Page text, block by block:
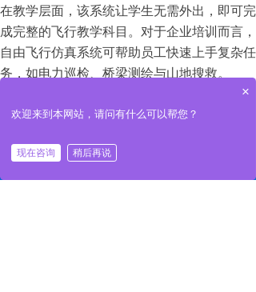
在教学层面，该系统让学生无需外出，即可完
成完整的飞行教学科目。对于企业培训而言，
自由飞行仿真系统可帮助员工快速上手复杂任
务，如电力巡检、桥梁测绘与山地搜救。
无人机自由飞行训练系统让学习变得科学、系
梁，也代表了未来无人机教育的标准形态。
낀
网站首页 一键拨号
×
欢迎来到本网站，请问有什么可以帮您？
现在咨询 稍后再说